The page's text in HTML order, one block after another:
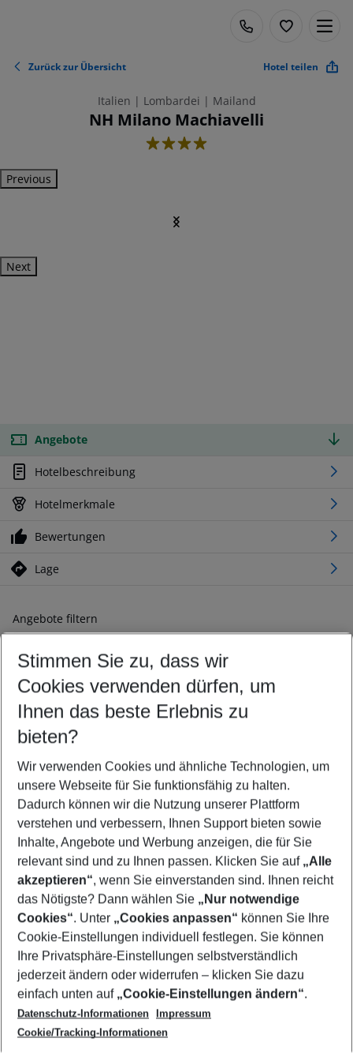
Zurück zur Übersicht Hotel teilen
Italien | Lombardei | Mailand
NH Milano Machiavelli
4
Previous
Next
Angebote
Hotelbeschreibung
Hotelmerkmale
Bewertungen
Lage
Angebote filtern
Ändern Sie Ihre Kriterien nach Ihren Wünschen
Abflughafen wählen
Beliebiger Abflughafen
Reisezeitraum wählen
11.08.26– 09.08.27 5-8 Nächte
2 Erwachsene Keine Kinder
Mehr Filter anzeigen
Footer
Footer navigation
Über uns
AGB
Cookie-Einstellungen ändern
Cookie-Richtlinie
Datenschutz
Service & Hilfe
Barrierefreies Reisen
Check-in
Folgen Sie uns
Stimmen Sie zu, dass wir
Cookies verwenden dürfen, um
Ihnen das beste Erlebnis zu
bieten?
Wir verwenden Cookies und ähnliche Technologien, um
unsere Webseite für Sie funktionsfähig zu halten.
Dadurch können wir die Nutzung unserer Plattform
verstehen und verbessern, Ihnen Support bieten sowie
Inhalte, Angebote und Werbung anzeigen, die für Sie
relevant sind und zu Ihnen passen. Klicken Sie auf „Alle
akzeptieren“, wenn Sie einverstanden sind. Ihnen reicht
das Nötigste? Dann wählen Sie „Nur notwendige
Cookies“. Unter „Cookies anpassen“ können Sie Ihre
Cookie-Einstellungen individuell festlegen. Sie können
Ihre Privatsphäre-Einstellungen selbstverständlich
jederzeit ändern oder widerrufen – klicken Sie dazu
einfach unten auf „Cookie-Einstellungen ändern“.
Datenschutz-Informationen
Impressum
Cookie/Tracking-Informationen